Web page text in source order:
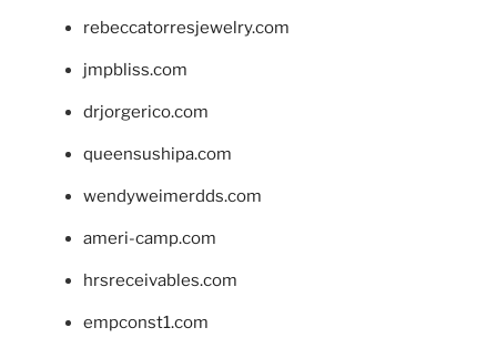
rebeccatorresjewelry.com
jmpbliss.com
drjorgerico.com
queensushipa.com
wendyweimerdds.com
ameri-camp.com
hrsreceivables.com
empconst1.com